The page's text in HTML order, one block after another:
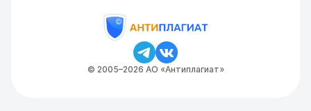
© 2005–2026 АО «Антиплагиат»